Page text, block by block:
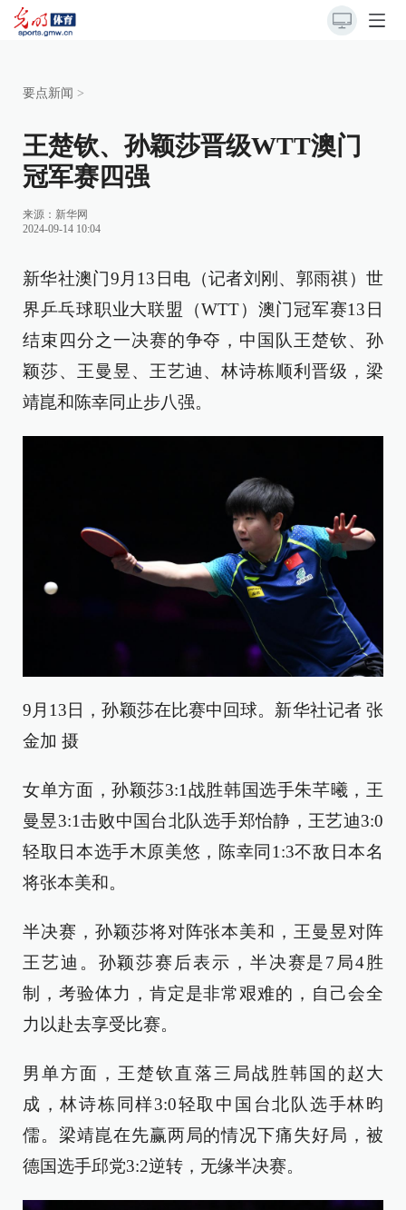
要点新闻 >
王楚钦、孙颖莎晋级WTT澳门
冠军赛四强
来源： 新华网
2024-09-14 10:04
新华社澳门9月13日电（记者刘刚、郭雨祺）世
界乒乓球职业大联盟（WTT）澳门冠军赛13日
结束四分之一决赛的争夺，中国队王楚钦、孙
颖莎、王曼昱、王艺迪、林诗栋顺利晋级，梁
靖崑和陈幸同止步八强。
9月13日，孙颖莎在比赛中回球。新华社记者 张
金加 摄
女单方面，孙颖莎3:1战胜韩国选手朱芊曦，王
曼昱3:1击败中国台北队选手郑怡静，王艺迪3:0
轻取日本选手木原美悠，陈幸同1:3不敌日本名
将张本美和。
半决赛，孙颖莎将对阵张本美和，王曼昱对阵
王艺迪。孙颖莎赛后表示，半决赛是7局4胜
制，考验体力，肯定是非常艰难的，自己会全
力以赴去享受比赛。
男单方面，王楚钦直落三局战胜韩国的赵大
成，林诗栋同样3:0轻取中国台北队选手林昀
儒。梁靖崑在先赢两局的情况下痛失好局，被
德国选手邱党3:2逆转，无缘半决赛。